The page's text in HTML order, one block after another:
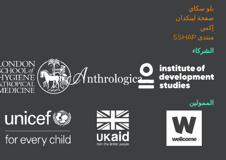
بلو سكاي
صفحة لينكدان
إكس
منتدى SSHAP
الشركاء
الممولين